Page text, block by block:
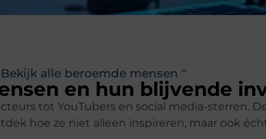
alle beroemde mensen "
en hun blijvende
tot YouTubers en social media-sterren.
hoe ze niet alleen inspireren, maar ook